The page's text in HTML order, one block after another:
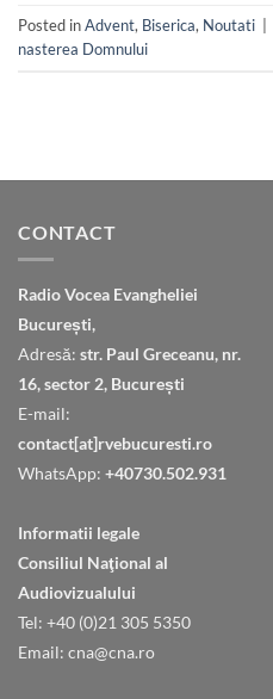
Posted inAdvent, Biserica, Noutati
nasterea Domnului
CONTACT
Radio Vocea Evangheliei
București,
Adresă: str. Paul Greceanu, nr.
16, sector 2, București
E-mail:
contact[at]rvebucuresti.ro
WhatsApp: +40730.502.931
Informatii legale
Consiliul Naţional al
Audiovizualului
Tel: +40 (0)21 305 5350
Email: cna@cna.ro